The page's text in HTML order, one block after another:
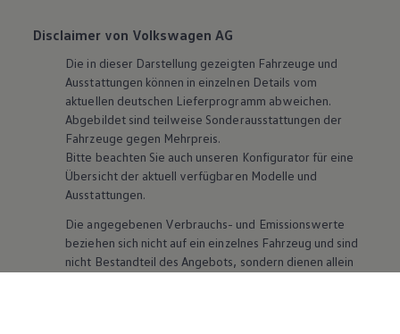
Disclaimer von Volkswagen AG
Die in dieser Darstellung gezeigten Fahrzeuge und
Ausstattungen können in einzelnen Details vom
aktuellen deutschen Lieferprogramm abweichen.
Abgebildet sind teilweise Sonderausstattungen der
Fahrzeuge gegen Mehrpreis.
Bitte beachten Sie auch unseren Konfigurator für eine
Übersicht der aktuell verfügbaren Modelle und
Ausstattungen.
Die angegebenen Verbrauchs- und Emissionswerte
beziehen sich nicht auf ein einzelnes Fahrzeug und sind
nicht Bestandteil des Angebots, sondern dienen allein